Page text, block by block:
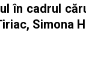
în cadrul
Simona